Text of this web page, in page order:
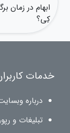
ابهام در زمان
کِی؟
خدمات
درباره
تبلیغات و